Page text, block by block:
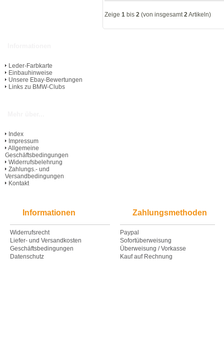
Leder-Farbkarte
Einbauhinweise
Unsere Ebay-Bewertungen
Links zu BMW-Clubs
Index
Impressum
Allgemeine
Geschäftsbedingungen
Widerrufsbelehrung
Zahlungs.- und
Versandbedingungen
Kontakt
Zeige 1 bis 2 (von insgesamt 2 Artikeln)
Informationen
Widerrufsrecht
Liefer- und Versandkosten
Geschäftsbedingungen
Datenschutz
Zahlungsmethoden
Paypal
Sofortüberweisung
Überweisung / Vorkasse
Kauf auf Rechnung